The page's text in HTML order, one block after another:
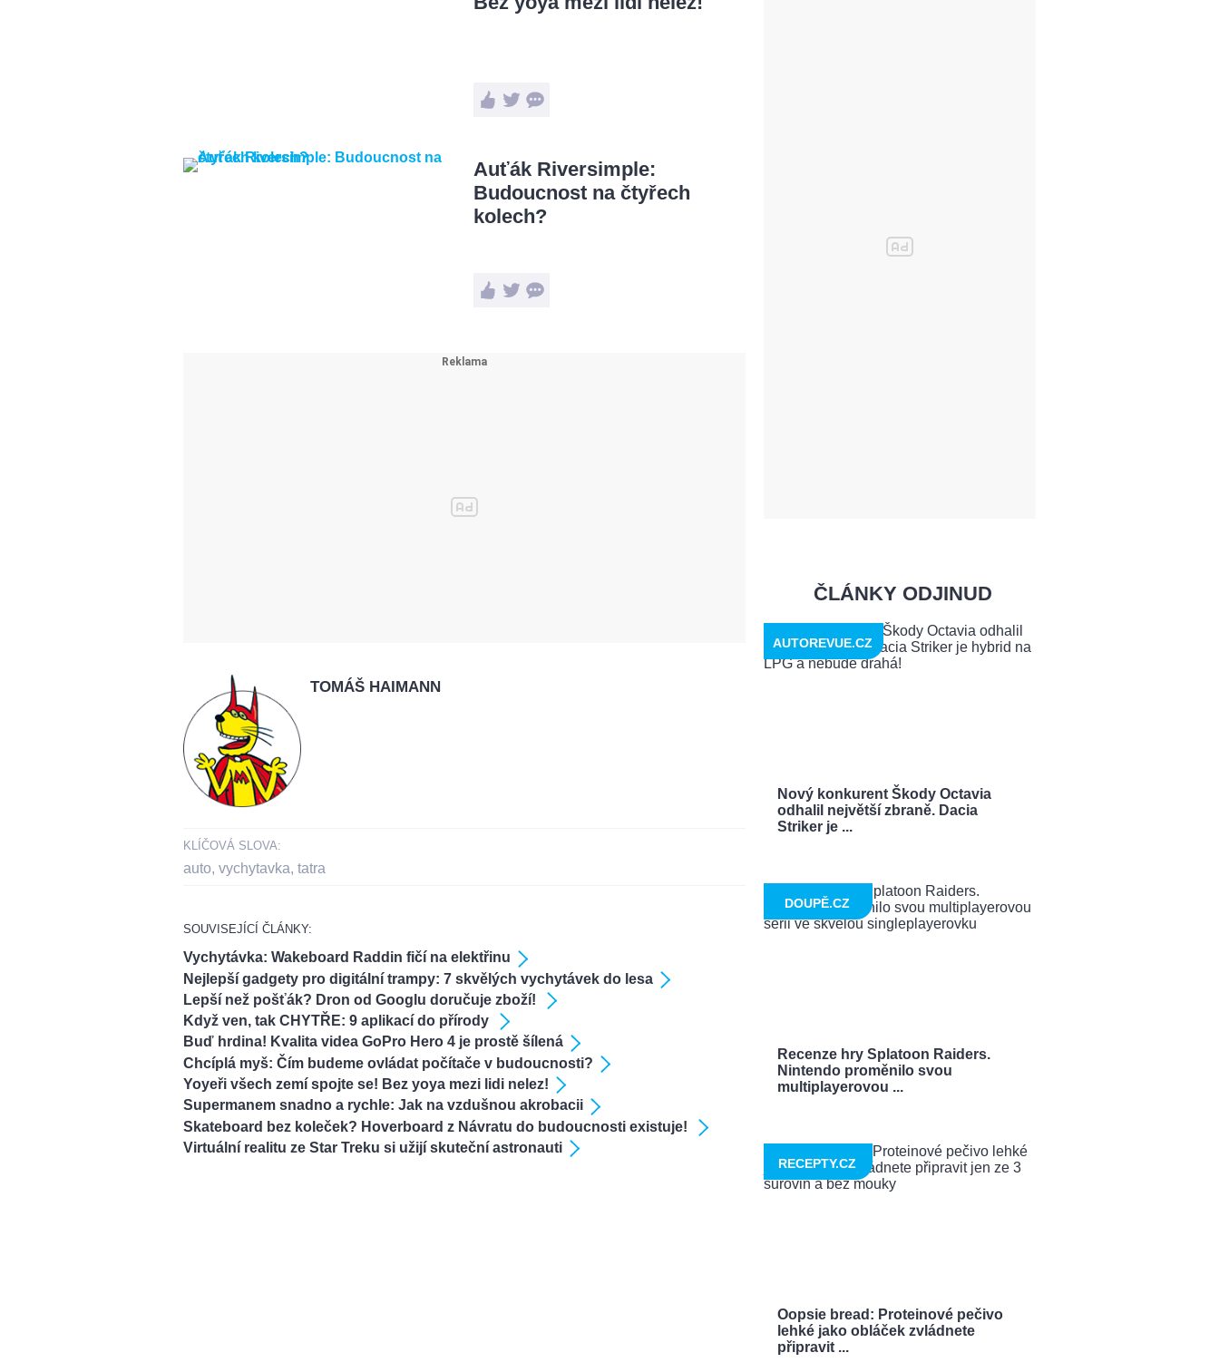
Auťák Riversimple:
Budoucnost na čtyřech
kolech?
TOMÁŠ HAIMANN
KLÍČOVÁ SLOVA:
auto, vychytavka, tatra
SOUVISEJÍCÍ ČLÁNKY:
Vychytávka: Wakeboard Raddin fičí na elektřinu
Nejlepší gadgety pro digitální trampy: 7 skvělých vychytávek do lesa
Lepší než pošťák? Dron od Googlu doručuje zboží!
Když ven, tak CHYTŘE: 9 aplikací do přírody
Buď hrdina! Kvalita videa GoPro Hero 4 je prostě šílená
Chcíplá myš: Čím budeme ovládat počítače v budoucnosti?
Yoyeři všech zemí spojte se! Bez yoya mezi lidi nelez!
Supermanem snadno a rychle: Jak na vzdušnou akrobacii
Skateboard bez koleček? Hoverboard z Návratu do budoucnosti existuje!
Virtuální realitu ze Star Treku si užijí skuteční astronauti
ČLÁNKY ODJINUD
Nový konkurent Škody Octavia
odhalil největší zbraně. Dacia
Striker je ...
AUTOREVUE.CZ
Recenze hry Splatoon Raiders.
Nintendo proměnilo svou
multiplayerovou ...
DOUPĚ.CZ
Oopsie bread: Proteinové pečivo
lehké jako obláček zvládnete
připravit ...
RECEPTY.CZ